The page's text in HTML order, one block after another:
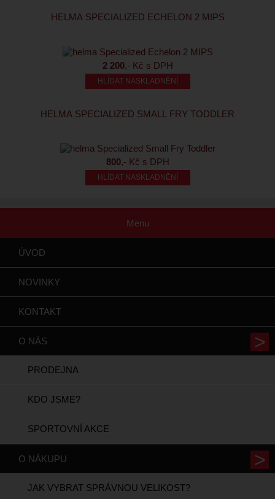
HELMA SPECIALIZED ECHELON 2 MIPS
2 200,- Kč s DPH
HLÍDAT NASKLADNĚNÍ
HELMA SPECIALIZED SMALL FRY TODDLER
800,- Kč s DPH
HLÍDAT NASKLADNĚNÍ
Menu
ÚVOD
NOVINKY
KONTAKT
O NÁS
PRODEJNA
KDO JSME?
SPORTOVNÍ AKCE
O NÁKUPU
JAK VYBRAT SPRÁVNOU VELIKOST?